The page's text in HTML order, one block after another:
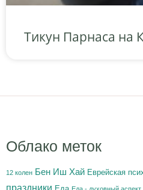
Тикун Парнаса на
Облако меток
12 колен Бен Иш Хай Еврейская